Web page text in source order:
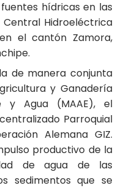
hídricas en las
Hidroeléctrica
el cantón Zamora,
de manera conjunta
y Ganadería
y Agua (MAAE), el
Parroquial
Alemana GIZ.
productivo de la
de agua de las
sedimentos que se